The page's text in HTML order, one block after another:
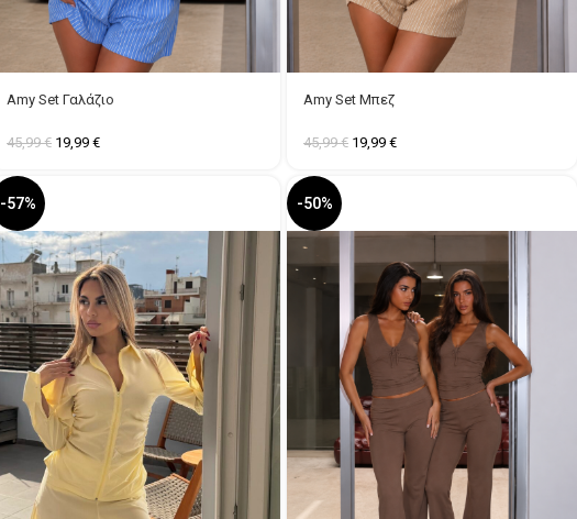
Amy Set Γαλάζιο
45,99€ 19,99 €
Amy Set Μπεζ
45,99€ 19,99 €
-57% -50%